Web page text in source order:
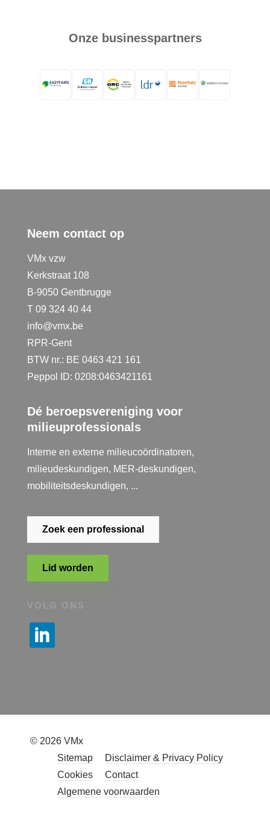
Onze businesspartners
Neem contact op
VMx vzw
Kerkstraat 108
B-9050 Gentbrugge
T 09 324 40 44
info@vmx.be
RPR-Gent
BTW nr.: BE 0463 421 161
Peppol ID: 0208:0463421161
Dé beroepsvereniging voor
milieuprofessionals
Interne en externe milieucoördinatoren,
milieudeskundigen, MER-deskundigen,
mobiliteitsdeskundigen, ...
Zoek een professional
Lid worden
VOLG ONS
© 2026 VMx
Sitemap
Disclaimer & Privacy Policy
Cookies
Contact
Algemene voorwaarden